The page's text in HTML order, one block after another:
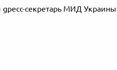
gресс-секретарь МИД